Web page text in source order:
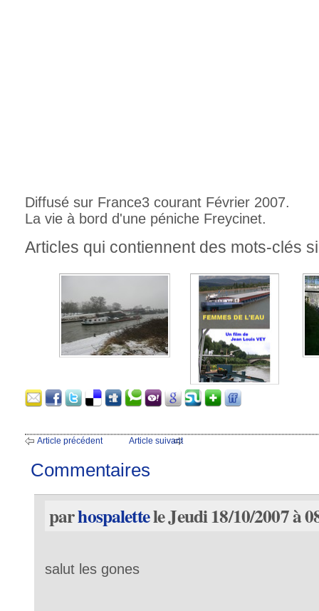
Diffusé sur France3 courant Février 2007.
La vie à bord d'une péniche Freycinet.
Articles qui contiennent des mots-clés
Article précédent Article suivant
Commentaires
parhospalettele Jeudi 18/10/2007 à
salut les gones